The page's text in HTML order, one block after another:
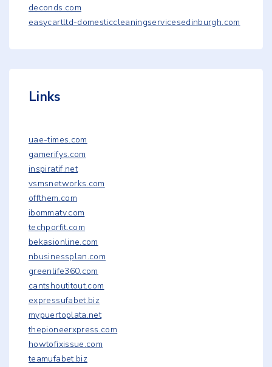
deconds.com
easycartltd-domesticcleaningservicesedinburgh.com
Links
uae-times.com
gamerifys.com
inspiratif.net
vsmsnetworks.com
offthem.com
ibommatv.com
techporfit.com
bekasionline.com
nbusinessplan.com
greenlife360.com
cantshoutitout.com
expressufabet.biz
mypuertoplata.net
thepioneerxpress.com
howtofixissue.com
teamufabet.biz